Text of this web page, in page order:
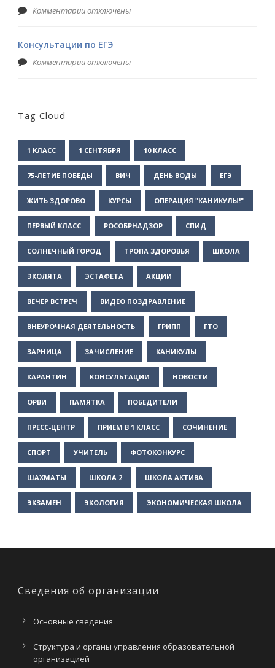
Комментарии отключены
Консультации по ЕГЭ
Комментарии отключены
Tag Cloud
1 КЛАСС 1 СЕНТЯБРЯ 10 КЛАСС
75-ЛЕТИЕ ПОБЕДЫ ВИЧ ДЕНЬ ВОДЫ ЕГЭ
ЖИТЬ ЗДОРОВО КУРСЫ ОПЕРАЦИЯ "КАНИКУЛЫ!"
ПЕРВЫЙ КЛАСС РОСОБРНАДЗОР СПИД
СОЛНЕЧНЫЙ ГОРОД ТРОПА ЗДОРОВЬЯ ШКОЛА
ЭКОЛЯТА ЭСТАФЕТА АКЦИИ
ВЕЧЕР ВСТРЕЧ ВИДЕО ПОЗДРАВЛЕНИЕ
ВНЕУРОЧНАЯ ДЕЯТЕЛЬНОСТЬ ГРИПП ГТО
ЗАРНИЦА ЗАЧИСЛЕНИЕ КАНИКУЛЫ
КАРАНТИН КОНСУЛЬТАЦИИ НОВОСТИ
ОРВИ ПАМЯТКА ПОБЕДИТЕЛИ
ПРЕСС-ЦЕНТР ПРИЕМ В 1 КЛАСС СОЧИНЕНИЕ
СПОРТ УЧИТЕЛЬ ФОТОКОНКУРС
ШАХМАТЫ ШКОЛА 2 ШКОЛА АКТИВА
ЭКЗАМЕН ЭКОЛОГИЯ ЭКОНОМИЧЕСКАЯ ШКОЛА
Сведения об организации
Основные сведения
Структура и органы управления образовательной
организацией